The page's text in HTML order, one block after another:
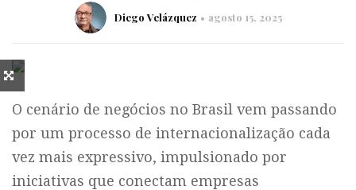
Diego Velázquez agosto 15, 2025
O cenário de negócios no Brasil vem passando
por um processo de internacionalização cada
vez mais expressivo, impulsionado por
iniciativas que conectam empresas